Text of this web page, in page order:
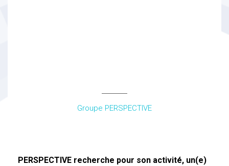
Groupe PERSPECTIVE
PERSPECTIVE recherche pour son activité, un(e)